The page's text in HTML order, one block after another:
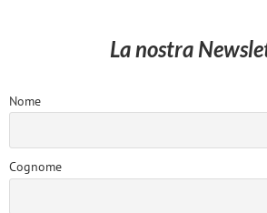
La nostra
Nome
Cognome